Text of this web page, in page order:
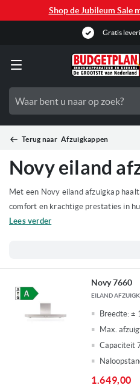
Shop de Jubileum Sale
Gratis
Terug naar Afzuigkappen
Novy eiland
Met een Novy eiland afzuigkap
comfort en krachtige prestaties in
speciaal ontworpen voor
afzuigkappen online of bezoek
advies van onze specialisten.
Lees verder
Novy 7660
EILAND
Breedte: ±
Max.
Capaciteit
1.649,00